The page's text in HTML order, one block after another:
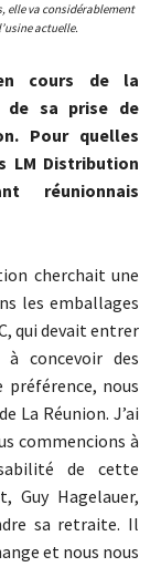
elle va considérablement
actuelle.
cours de la
de sa prise de
Pour quelles
LM Distribution
réunionnais
cherchait une
les emballages
qui devait entrer
concevoir des
préférence, nous
La Réunion. J’ai
commencions à
de cette
Guy Hagelauer,
sa retraite. Il
et nous nous